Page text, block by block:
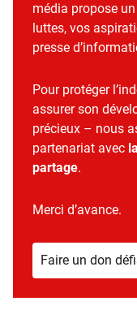
média propose
luttes, vos
presse
Pour protéger
assurer son
précieux – nous
partenariat avec
partage.
Merci d’avance.
Faire un don